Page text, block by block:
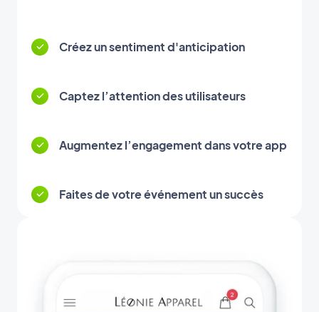
Créez un sentiment d'anticipation
Captez l’attention des utilisateurs
Augmentez l’engagement dans votre app
Faites de votre événement un succès